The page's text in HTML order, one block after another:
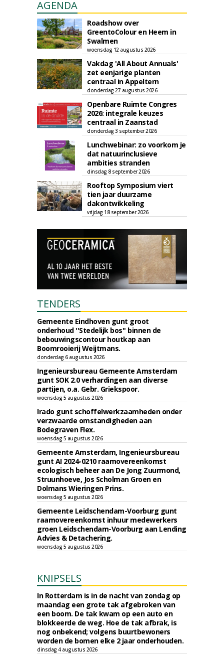
AGENDA
Roadshow over
GreentoColour en Heem in
Swalmen
woensdag 12 augustus 2026
Vakdag 'All About Annuals'
zet eenjarige planten
centraal in Appeltern
donderdag 27 augustus 2026
Openbare Ruimte Congres
2026: integrale keuzes
centraal in Zaanstad
donderdag 3 september 2026
Lunchwebinar: zo voorkom je
dat natuurinclusieve
ambities stranden
dinsdag 8 september 2026
Rooftop Symposium viert
tien jaar duurzame
dakontwikkeling
vrijdag 18 september 2026
TENDERS
Gemeente Eindhoven gunt groot
onderhoud ''Stedelijk bos'' binnen de
bebouwingscontour houtkap aan
Boomrooierij Weijtmans.
donderdag 6 augustus 2026
Ingenieursbureau Gemeente Amsterdam
gunt SOK 2.0 verhardingen aan diverse
partijen, o.a. Gebr. Griekspoor.
woensdag 5 augustus 2026
Irado gunt schoffelwerkzaamheden onder
verzwaarde omstandigheden aan
Bodegraven Flex.
woensdag 5 augustus 2026
Gemeente Amsterdam, Ingenieursbureau
gunt AI 2024-0210 raamovereenkomst
ecologisch beheer aan De Jong Zuurmond,
Struunhoeve, Jos Scholman Groen en
Dolmans Wieringen Prins.
woensdag 5 augustus 2026
Gemeente Leidschendam-Voorburg gunt
raamovereenkomst inhuur medewerkers
groen Leidschendam-Voorburg aan Lending
Advies & Detachering.
woensdag 5 augustus 2026
KNIPSELS
In Rotterdam is in de nacht van zondag op
maandag een grote tak afgebroken van
een boom. De tak kwam op een auto en
blokkeerde de weg. Hoe de tak afbrak, is
nog onbekend; volgens buurtbewoners
worden de bomen elke 2 jaar onderhouden.
dinsdag 4 augustus 2026